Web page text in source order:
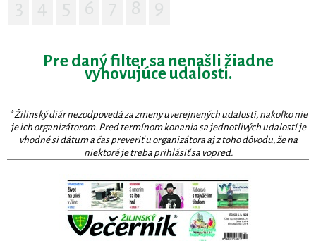
Pre daný filter sa nenašli žiadne
vyhovujúce udalosti.
* Žilinský diár nezodpovedá za zmeny uverejnených udalostí, nakoľko nie
je ich organizátorom. Pred termínom konania sa jednotlivých udalostí je
vhodné si dátum a čas preveriť u organizátora aj z toho dôvodu, že na
niektoré je treba prihlásiť sa vopred.